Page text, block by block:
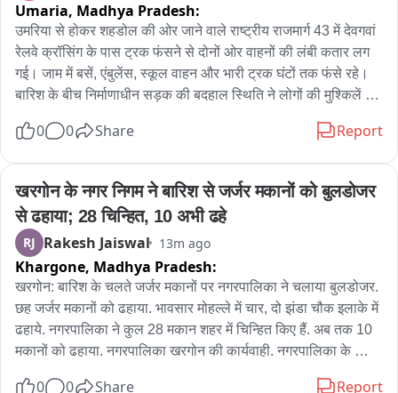
आंगनबाड़ी का ओचक निरीक्षण कर जानकारी ली.
Umaria, Madhya Pradesh:
उमरिया से होकर शहडोल की ओर जाने वाले राष्ट्रीय राजमार्ग 43 में देवगवां
रेलवे क्रॉसिंग के पास ट्रक फंसने से दोनों ओर वाहनों की लंबी कतार लग
गई। जाम में बसें, एंबुलेंस, स्कूल वाहन और भारी ट्रक घंटों तक फंसे रहे।
बारिश के बीच निर्माणाधीन सड़क की बदहाल स्थिति ने लोगों की मुश्किलें
सड़क निर्माण कार्य में तेजी और स्थायी समाधान की मांग की। पुलिस ने मौके
0 0 Share Report
खरगोन के नगर निगम ने बारिश से जर्जर मकानों को बुलडोजर
से ढहाया; 28 चिन्हित, 10 अभी ढहे
RJ Rakesh Jaiswal 13m ago
Khargone, Madhya Pradesh:
खरगोन: बारिश के चलते जर्जर मकानों पर नगरपालिका ने चलाया बुलडोजर.
छह जर्जर मकानों को ढहाया. भावसार मोहल्ले में चार, दो झंडा चौक इलाके में
ढहाये. नगरपालिका ने कुल 28 मकान शहर में चिन्हित किए हैं. अब तक 10
मकानों को ढहाया. नगरपालिका खरगोन की कार्यवाही. नगरपालिका के
0 0 Share Report